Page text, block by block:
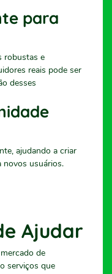
para
robustas e
reais pode ser
desses
ajudando a criar
novos usuários.
Ajudar
de
serviços que